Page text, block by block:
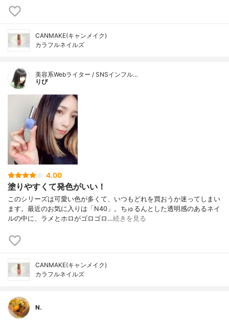
CANMAKE(キャンメイク)
カラフルネイルズ
美容系Webライター / SNSインフル…
りぴ
4.00
塗りやすくて発色がいい！
このシリーズは可愛い色が多くて、いつもどれを買おうか迷ってしまい
ます。最近のお気に入りは「N40」。ちゅるんとした透明感のあるネイ
ルの中に、ラメとホロがゴロゴロ…続きを見る
CANMAKE(キャンメイク)
カラフルネイルズ
N.